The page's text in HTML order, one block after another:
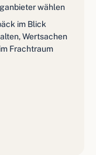
wählen
im Blick
Wertsachen
Frachtraum